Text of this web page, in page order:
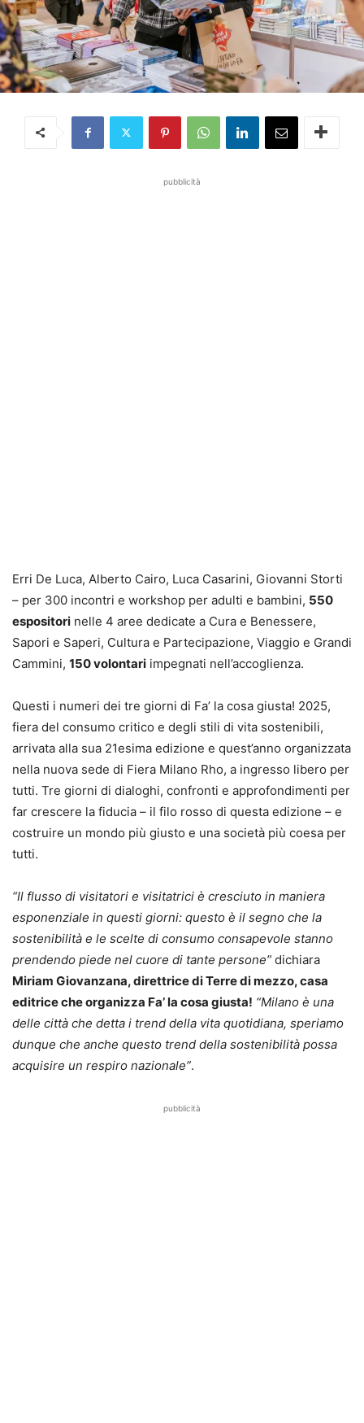
pubblicità
Erri De Luca, Alberto Cairo, Luca Casarini, Giovanni Storti
– per 300 incontri e workshop per adulti e bambini, 550
espositori nelle 4 aree dedicate a Cura e Benessere,
Sapori e Saperi, Cultura e Partecipazione, Viaggio e Grandi
Cammini, 150 volontari impegnati nell’accoglienza.
Questi i numeri dei tre giorni di Fa’ la cosa giusta! 2025,
fiera del consumo critico e degli stili di vita sostenibili,
arrivata alla sua 21esima edizione e quest’anno organizzata
nella nuova sede di Fiera Milano Rho, a ingresso libero per
tutti. Tre giorni di dialoghi, confronti e approfondimenti per
far crescere la fiducia – il filo rosso di questa edizione – e
costruire un mondo più giusto e una società più coesa per
tutti.
“Il flusso di visitatori e visitatrici è cresciuto in maniera
esponenziale in questi giorni: questo è il segno che la
sostenibilità e le scelte di consumo consapevole stanno
prendendo piede nel cuore di tante persone” dichiara
Miriam Giovanzana, direttrice di Terre di mezzo, casa
editrice che organizza Fa’ la cosa giusta! “Milano è una
delle città che detta i trend della vita quotidiana, speriamo
dunque che anche questo trend della sostenibilità possa
acquisire un respiro nazionale”.
pubblicità